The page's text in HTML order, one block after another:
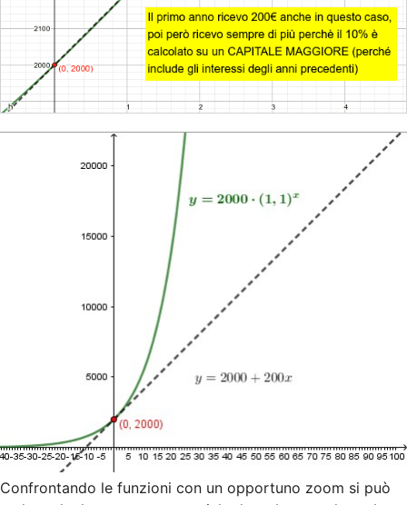
Confrontando le funzioni con un opportuno zoom si può